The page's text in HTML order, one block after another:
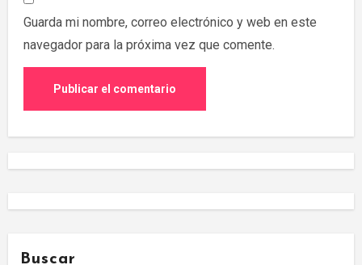
Guarda mi nombre, correo electrónico y web en este
navegador para la próxima vez que comente.
Buscar